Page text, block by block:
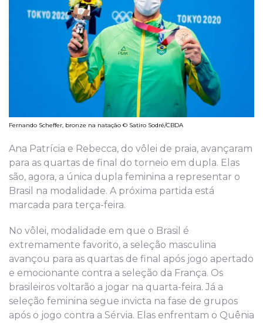
Fernando Scheffer, bronze na natação © Satiro Sodré/CBDA
Ana Patrícia e Rebecca, do vôlei de praia, avançaram
para as quartas de final do torneio em dupla. Elas
são, agora, a única dupla feminina a representar o
Brasil na modalidade. A próxima partida está
marcada para terça-feira.
No vôlei, modalidade em que o Brasil é
extremamente favorito, a seleção masculina
avançou para as quartas de final após jogo apertado
e emocionante contra a seleção da França. Os
brasileiros voltarão a jogar na quarta-feira. Já a
seleção feminina segue invicta na fase de grupos
após o jogo contra a Sérvia. Elas enfrentam o Quênia